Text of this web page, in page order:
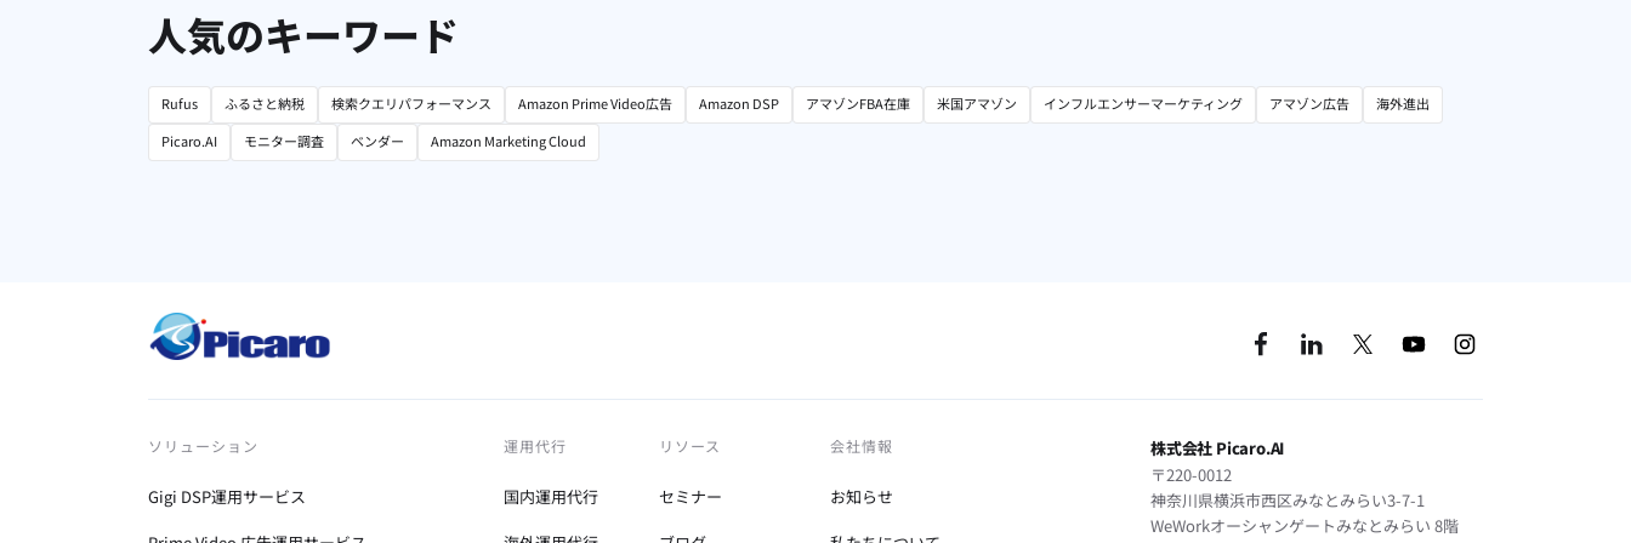
人気のキーワード
Rufus ふるさと納税 検索クエリパフォーマンス Amazon Prime Video広告 Amazon DSP アマゾンFBA在庫 米国アマゾン インフルエンサーマーケティング アマゾン広告
海外進出
Picaro.AI
モニター調査 ベンダー Amazon Marketing Cloud
ソリューション
Gigi DSP運用サービス
運用代行
国内運用代行
リソース
セミナー
会社情報
お知らせ
株式会社 Picaro.AI
〒220-0012
神奈川県横浜市西区みなとみらい3-7-1
WeWorkオーシャンゲートみなとみらい 8階